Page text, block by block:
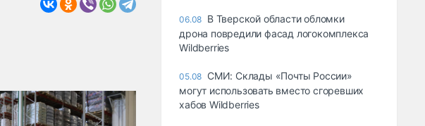
06.08 В Тверской области обломки
дрона повредили фасад логокомплекса
Wildberries
05.08 СМИ: Склады «Почты России»
могут использовать вместо сгоревших
хабов Wildberries